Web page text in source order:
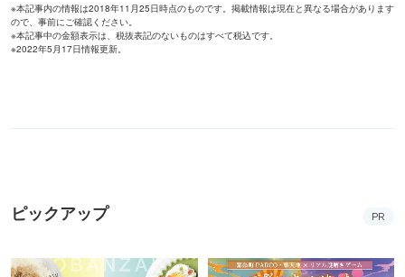
※本記事内の情報は2018年11月25日時点のものです。掲載情報は現在と異なる場合があります
ので、事前にご確認ください。
※本記事中の金額表示は、税抜表記のないものはすべて税込です。
※2022年5月17日情報更新。
ピックアップ PR